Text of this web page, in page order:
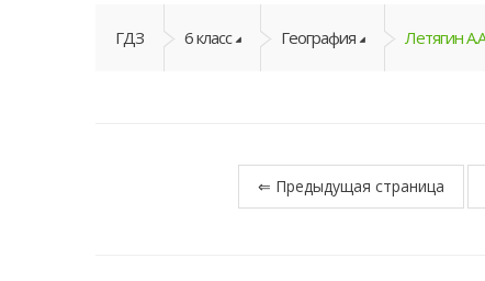
ГДЗ 6 класс География Летягин
⇐ Предыдущая страница